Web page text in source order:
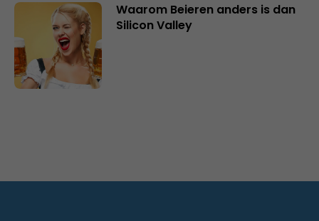
Waarom Beieren anders is dan
Silicon Valley